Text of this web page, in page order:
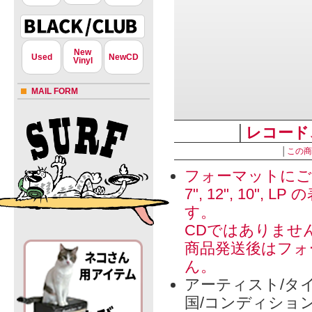
Used
New
Vinyl
NewCD
MAIL FORM
レコー
この
フォーマットに
7", 12", 10", LP
す。
CDではありませ
商品発送後はフ
ん。
アーティスト/タ
国/コンディショ